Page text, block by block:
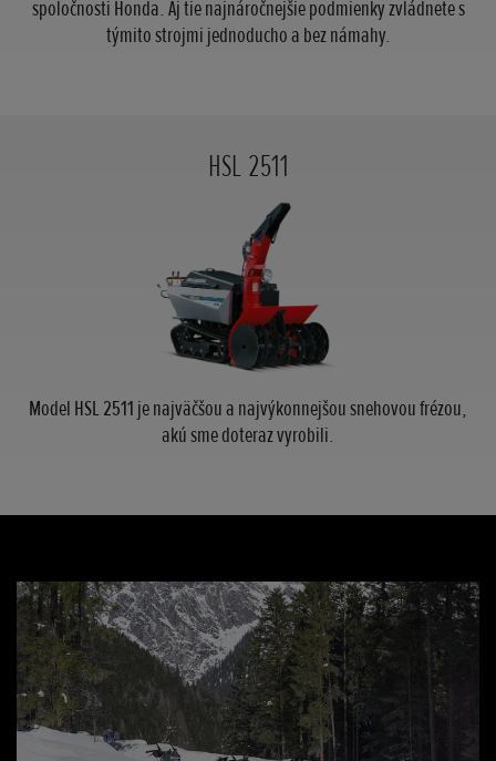
spoločnosti Honda. Aj tie najnáročnejšie podmienky zvládnete s
týmito strojmi jednoducho a bez námahy.
HSL 2511
Model HSL 2511 je najväčšou a najvýkonnejšou snehovou frézou,
akú sme doteraz vyrobili.